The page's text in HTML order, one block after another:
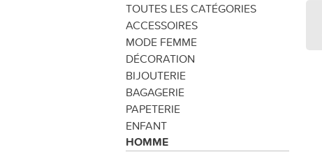
TOUTES LES CATÉGORIES
ACCESSOIRES
MODE FEMME
DÉCORATION
BIJOUTERIE
BAGAGERIE
PAPETERIE
ENFANT
HOMME